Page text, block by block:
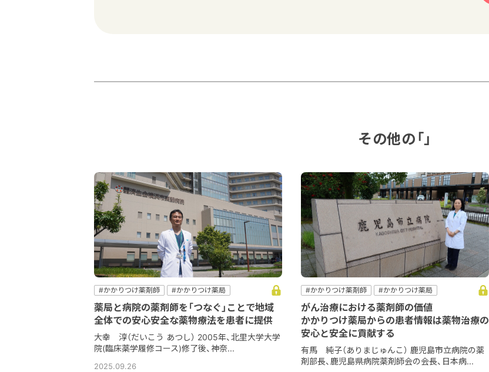
その他の「」
#かかりつけ薬剤師
#かかりつけ薬局
#コミュニケーション
#病院
#病院薬剤師
#薬薬連携
薬局と病院の薬剤師を「つなぐ」ことで地域
全体での安心安全な薬物療法を患者に提供
大幸 淳（だいこう あつし） 2005年、北里大学大学
院(臨床薬学履修コース)修了後、神奈...
2025.09.26
#かかりつけ薬剤師
#かかりつけ薬局
#コミュニケーション
#他職種
#病院
#病院薬剤師
がん治療における薬剤師の価値
かかりつけ薬局からの患者情報は薬物治療の
安心と安全に貢献する
有馬 純子（ありまじゅんこ） 鹿児島市立病院の薬
剤部長、鹿児島県病院薬剤師会の会長、日本病...